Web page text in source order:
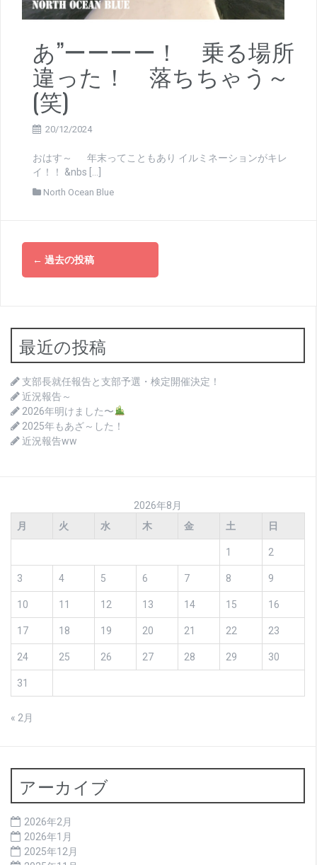
あ”ーーーー！ 乗る場所
違った！ 落ちちゃう～
(笑)
20/12/2024
おはす～ 年末ってこともあり イルミネーションがキレ
イ！！ &nbs […]
North Ocean Blue
投
稿
ビ
ゲ
ー
シ
ョ
ン
← 過去の投稿
最近の投稿
支部長就任報告と支部予選・検定開催決定！
近況報告～
2026年明けました〜
2025年もあざ～した！
近況報告ww
2026年8月
月
火 水 木 金 土 日
1 2
3 4 5 6 7 8 9
10 11 12 13 14 15 16
17 18 19 20 21 22 23
24 25 26 27 28 29 30
31
« 2月
アーカイブ
2026年2月
2026年1月
2025年12月